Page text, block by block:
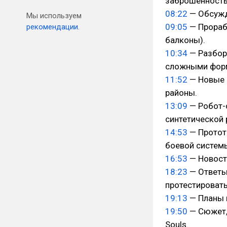
Мы используем
рекомендации.
08:22 —
09:05 —
балконы).
10:34 —
сложными
11:52 — Новые
районы.
13:09 — Робот-
синтетической
14:53 —
боевой
16:53 —
18:23 —
19:13 — Планы
19:50 — Сюжет,
Souls.